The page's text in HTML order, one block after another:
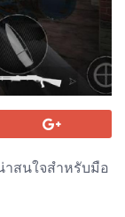
สนใจสำหรับมือ